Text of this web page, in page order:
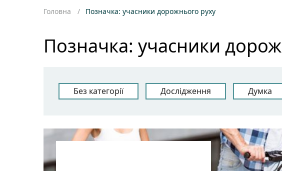
Головна Позначка: учасники дорожнього руху
Позначка: учасники
Без категорії Дослідження Думка